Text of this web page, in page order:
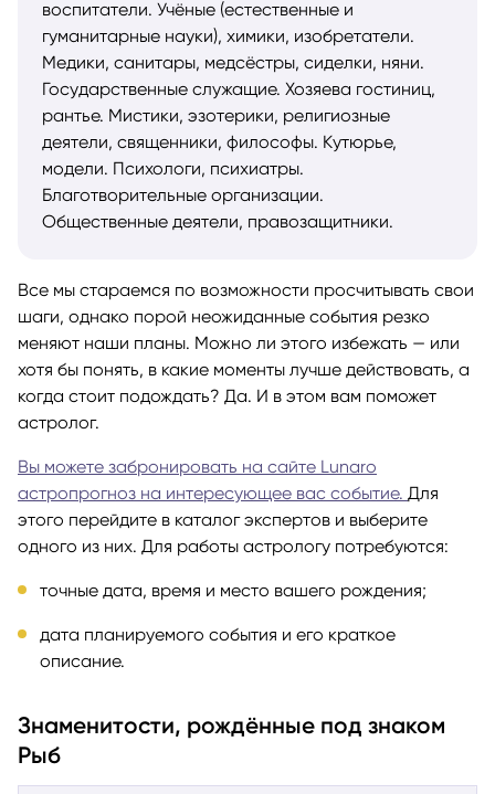
воспитатели. Учёные (естественные и
гуманитарные науки), химики, изобретатели.
Медики, санитары, медсёстры, сиделки, няни.
Государственные служащие. Хозяева гостиниц,
рантье. Мистики, эзотерики, религиозные
деятели, священники, философы. Кутюрье,
модели. Психологи, психиатры.
Благотворительные организации.
Общественные деятели, правозащитники.
Все мы стараемся по возможности просчитывать свои
шаги, однако порой неожиданные события резко
меняют наши планы. Можно ли этого избежать — или
хотя бы понять, в какие моменты лучше действовать, а
когда стоит подождать? Да. И в этом вам поможет
астролог.
Вы можете забронировать на сайте Lunaro
астропрогноз на интересующее вас событие. Для
этого перейдите в каталог экспертов и выберите
одного из них. Для работы астрологу потребуются:
точные дата, время и место вашего рождения;
дата планируемого события и его краткое
описание.
Знаменитости, рождённые под знаком
Рыб